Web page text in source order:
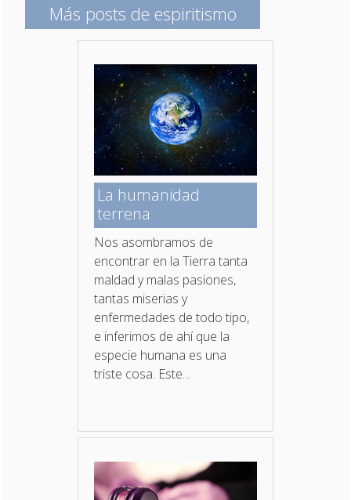
Más posts de espiritismo
La humanidad
terrena
Nos asombramos de
encontrar en la Tierra tanta
maldad y malas pasiones,
tantas miserias y
enfermedades de todo tipo,
e inferimos de ahí que la
especie humana es una
triste cosa. Este...